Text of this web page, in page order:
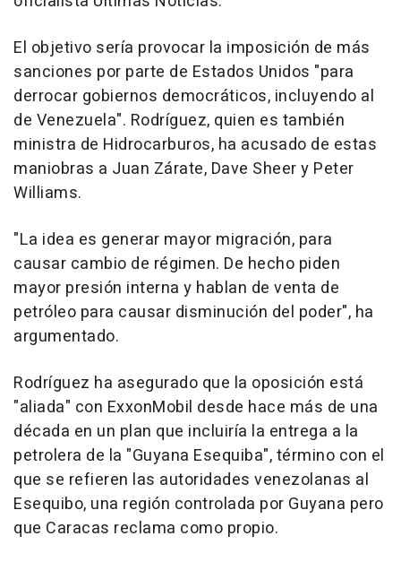
El objetivo sería provocar la imposición de más
sanciones por parte de Estados Unidos "para
derrocar gobiernos democráticos, incluyendo al
de Venezuela". Rodríguez, quien es también
ministra de Hidrocarburos, ha acusado de estas
maniobras a Juan Zárate, Dave Sheer y Peter
Williams.
"La idea es generar mayor migración, para
causar cambio de régimen. De hecho piden
mayor presión interna y hablan de venta de
petróleo para causar disminución del poder", ha
argumentado.
Rodríguez ha asegurado que la oposición está
"aliada" con ExxonMobil desde hace más de una
década en un plan que incluiría la entrega a la
petrolera de la "Guyana Esequiba", término con el
que se refieren las autoridades venezolanas al
Esequibo, una región controlada por Guyana pero
que Caracas reclama como propio.